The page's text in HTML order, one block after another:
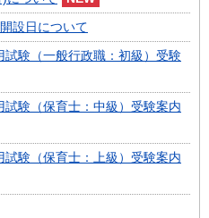
設日について
験（一般行政職：初級）受験
験（保育士：中級）受験案内
験（保育士：上級）受験案内